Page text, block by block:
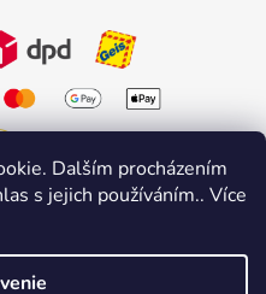
Dalším procházením
s jejich používáním.. Více